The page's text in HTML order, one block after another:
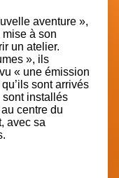
aventure »,
mise à son
un atelier.
», ils
« une émission
sont arrivés
installés
centre du
avec sa